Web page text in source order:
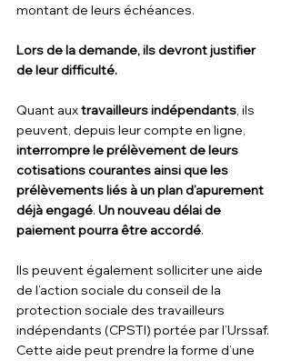
montant de leurs échéances.
Lors de la demande, ils devront justifier
de leur difficulté.
Quant aux travailleurs indépendants, ils
peuvent, depuis leur compte en ligne,
interrompre le prélèvement de leurs
cotisations courantes ainsi que les
prélèvements liés à un plan d’apurement
déjà engagé. Un nouveau délai de
paiement pourra être accordé.
Ils peuvent également solliciter une aide
de l’action sociale du conseil de la
protection sociale des travailleurs
indépendants (CPSTI) portée par l’Urssaf.
Cette aide peut prendre la forme d’une